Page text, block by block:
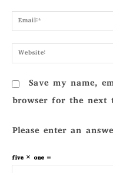
Save my name,
browser for the next
Please enter an
five × one =